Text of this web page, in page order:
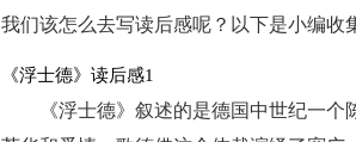
我们该怎么去写读后感呢？以下是小编收
《浮士德》读后感1
《浮士德》叙述的是德国中世纪一